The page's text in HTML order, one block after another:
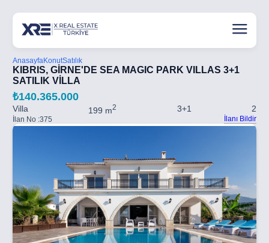
AnasayfaKonutSatılık
KIBRIS, GİRNE'DE SEA MAGIC PARK VILLAS 3+1
SATILIK VİLLA
₺140.365.000
Villa 199 m2 3+1 2
İlan No :375 İlanı Bildir